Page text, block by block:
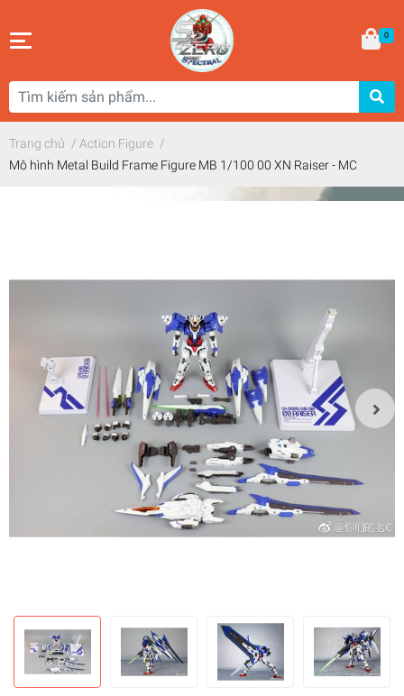
0
Trang chủ / Action Figure /
Mô hình Metal Build Frame Figure MB 1/100 00 XN Raiser - MC